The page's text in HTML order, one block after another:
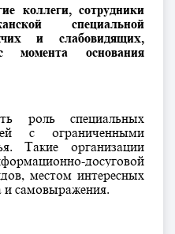
коллеги, сотрудники
специальной
и слабовидящих,
момента основания
роль специальных
с ограниченными
Такие организации
досуговой
местом интересных
и самовыражения.